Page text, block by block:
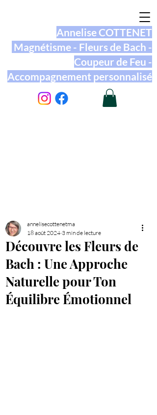
Annelise COTTENET
Magnétisme - Fleurs de Bach -
Coupeur de Feu -
Accompagnement personnalisé
Découvre les Fleurs de
Bach : Une Approche
Naturelle pour Ton
Équilibre Émotionnel
annelisecottenetma
18 août 2024 3 min de lecture